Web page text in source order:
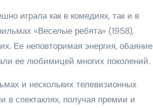
играла как в комедиях, так и в
«Веселые ребята» (1958),
Ее неповторимая энергия, обаяние
ее любимицей многих поколений.
и нескольких телевизионных
в спектаклях, получая премии и